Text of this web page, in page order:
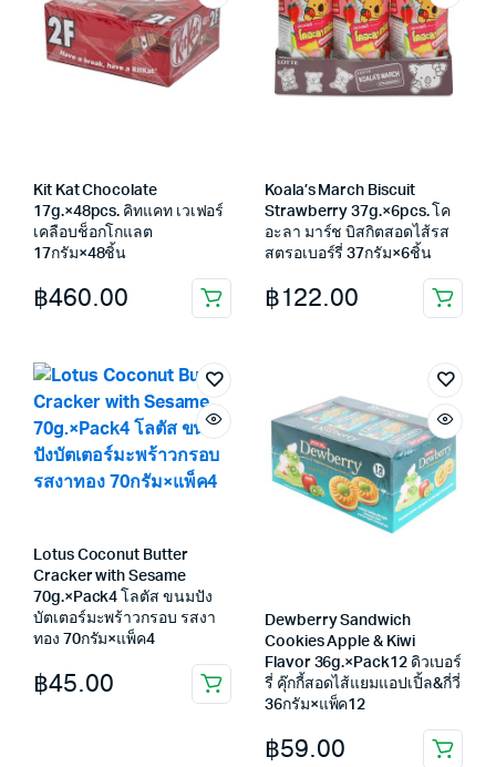
Kit Kat Chocolate
17g.×48pcs. คิทแคท เวเฟอร์
เคลือบช็อกโกแลต
17กรัม×48ชิ้น
฿460.00
Koala’s March Biscuit
Strawberry 37g.×6pcs. โค
อะลา มาร์ช บิสกิตสอดไส้รส
สตรอเบอร์รี่ 37กรัม×6ชิ้น
฿122.00
Lotus Coconut Butter
Cracker with Sesame
70g.×Pack4 โลตัส ขนมปัง
บัตเตอร์มะพร้าวกรอบ รสงา
ทอง 70กรัม×แพ็ค4
฿45.00
Dewberry Sandwich
Cookies Apple & Kiwi
Flavor 36g.×Pack12 ดิวเบอร์
รี่ คุ๊กกี้สอดไส้แยมแอปเปิ้ล&กี่วี่
36กรัม×แพ็ค12
฿59.00